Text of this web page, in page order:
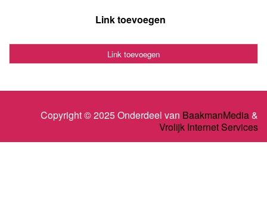
Link toevoegen
Link toevoegen
Copyright © 2025 Onderdeel van BaakmanMedia&
Vrolijk Internet Services